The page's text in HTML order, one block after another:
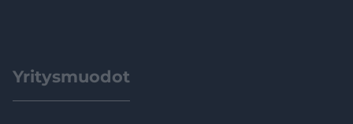
Yritysmuodot